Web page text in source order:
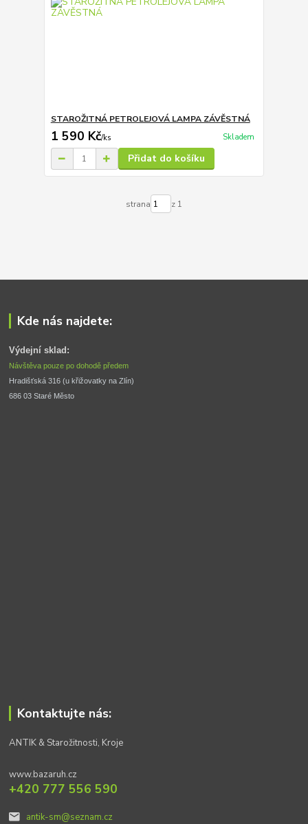
STAROŽITNÁ PETROLEJOVÁ LAMPA ZÁVĚSTNÁ
1 590 Kč/ks Skladem
Přidat do košíku
strana z 1
Kde nás najdete:
Výdejní sklad:
Návštěva pouze po dohodě předem
Hradišťská 316 (u křižovatky na Zlín)
686 03 Staré Město
Kontaktujte nás:
ANTIK & Starožitnosti, Kroje
www.bazaruh.cz
+420 777 556 590
antik-sm@seznam.cz